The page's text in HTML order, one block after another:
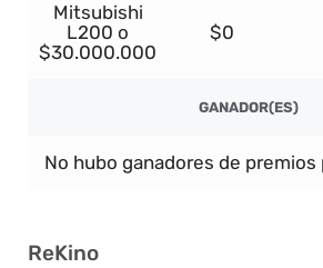
Mitsubishi
L200 o
$30.000.000
$0
GANADOR(ES)
No hubo ganadores de
ReKino